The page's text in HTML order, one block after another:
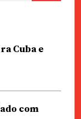
Cuba e
com